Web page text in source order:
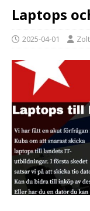
Laptops
2025-04-01